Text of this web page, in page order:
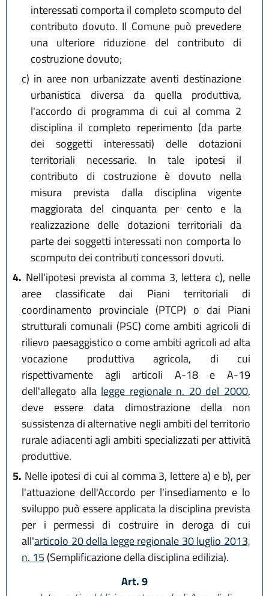
interessati comporta il completo scomputo del
contributo dovuto. Il Comune può prevedere
una ulteriore riduzione del contributo di
costruzione dovuto;
c) in aree non urbanizzate aventi destinazione
urbanistica diversa da quella produttiva,
l'accordo di programma di cui al comma 2
disciplina il completo reperimento (da parte
dei soggetti interessati) delle dotazioni
territoriali necessarie. In tale ipotesi il
contributo di costruzione è dovuto nella
misura prevista dalla disciplina vigente
maggiorata del cinquanta per cento e la
realizzazione delle dotazioni territoriali da
parte dei soggetti interessati non comporta lo
scomputo dei contributi concessori dovuti.
4. Nell'ipotesi prevista al comma 3, lettera c), nelle
aree classificate dai Piani territoriali di
coordinamento provinciale (PTCP) o dai Piani
strutturali comunali (PSC) come ambiti agricoli di
rilievo paesaggistico o come ambiti agricoli ad alta
vocazione produttiva agricola, di cui
rispettivamente agli articoli A-18 e A-19
dell'allegato alla legge regionale n. 20 del 2000,
deve essere data dimostrazione della non
sussistenza di alternative negli ambiti del territorio
rurale adiacenti agli ambiti specializzati per attività
produttive.
5. Nelle ipotesi di cui al comma 3, lettere a) e b), per
l'attuazione dell'Accordo per l'insediamento e lo
sviluppo può essere applicata la disciplina prevista
per i permessi di costruire in deroga di cui
all'articolo 20 della legge regionale 30 luglio 2013,
n. 15 (Semplificazione della disciplina edilizia).
Art. 9